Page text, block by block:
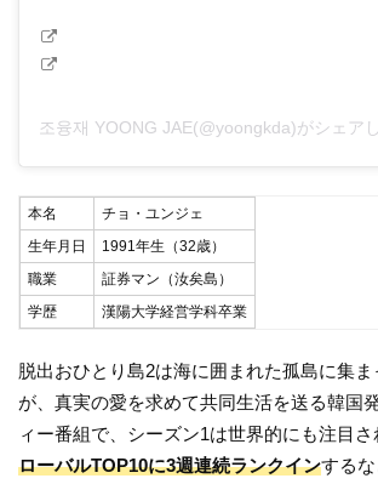
조융재 YOONG JAE(@yoongkda)がシェア
本名
チョ・ユンジェ
生年月日
1991年生（32歳）
職業
証券マン（汝矣島）
学歴
漢陽大学経営学科卒業
脱出おひとり島2は海に囲まれた孤島に集
が、真実の愛を求めて共同生活を送る韓国
ィー番組で、シーズン1は世界的にも注目さ
ローバルTOP10に3週連続ランクインする